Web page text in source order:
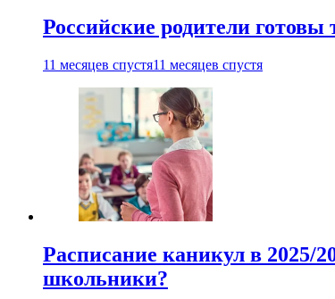
Российские родители готовы
11 месяцев спустя11 месяцев спустя
Расписание каникул в 2025/
школьники?